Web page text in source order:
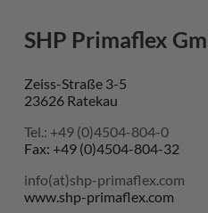
SHP Primaflex
Zeiss-Straße 3-5
23626 Ratekau
Tel.: +49 (0)4504-804-0
Fax: +49 (0)4504-804-32
info(at)shp-primaflex.com
www.shp-primaflex.com